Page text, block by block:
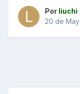
Por liuchi
20 de